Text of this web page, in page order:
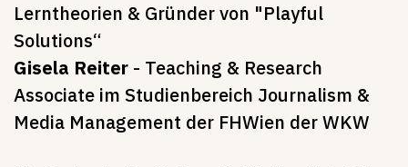
Lerntheorien & Gründer von "Playful
Solutions“
Gisela Reiter - Teaching & Research
Associate im Studienbereich Journalism &
Media Management der FHWien der WKW